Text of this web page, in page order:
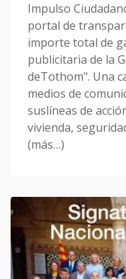
Impulso
portal de
importe total de
publicitaria de la
deTothom". Una
medios de
suslíneas de
vivienda,
(más…)